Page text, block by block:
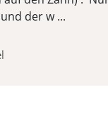
der w ...